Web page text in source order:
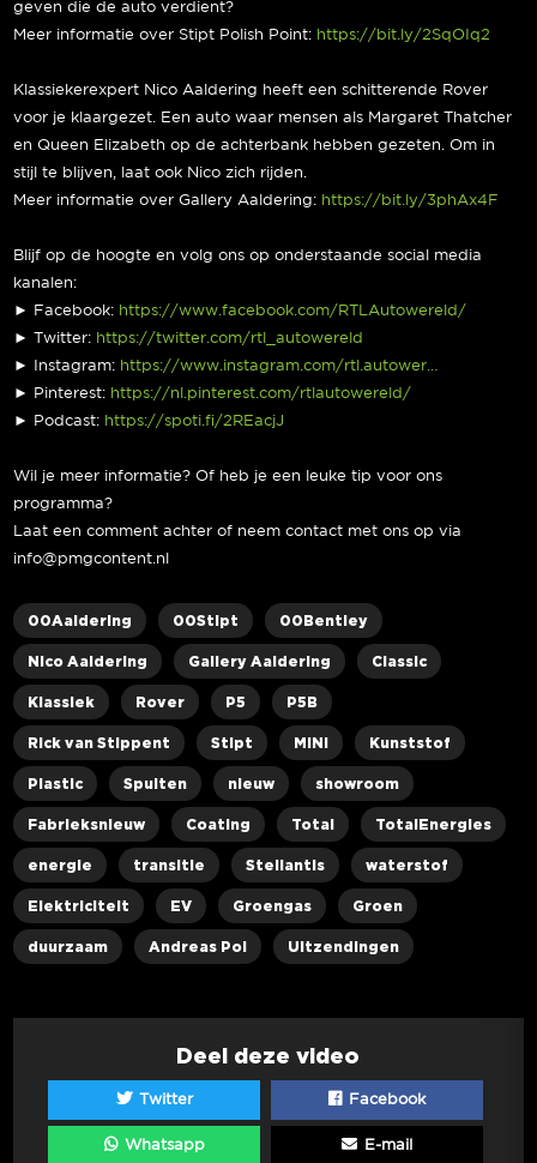
geven die de auto verdient?
Meer informatie over Stipt Polish Point: https://bit.ly/2SqOIq2
Klassiekerexpert Nico Aaldering heeft een schitterende Rover
voor je klaargezet. Een auto waar mensen als Margaret Thatcher
en Queen Elizabeth op de achterbank hebben gezeten. Om in
stijl te blijven, laat ook Nico zich rijden.
Meer informatie over Gallery Aaldering: https://bit.ly/3phAx4F
Blijf op de hoogte en volg ons op onderstaande social media
kanalen:
► Facebook: https://www.facebook.com/RTLAutowereld/
► Twitter: https://twitter.com/rtl_autowereld
► Instagram: https://www.instagram.com/rtl.autower…
► Pinterest: https://nl.pinterest.com/rtlautowereld/
► Podcast: https://spoti.fi/2REacjJ
Wil je meer informatie? Of heb je een leuke tip voor ons
programma?
Laat een comment achter of neem contact met ons op via
info@pmgcontent.nl
00Aaldering 00Stipt 00Bentley
Nico Aaldering Gallery Aaldering Classic
Klassiek Rover P5 P5B
Rick van Stippent Stipt MINI Kunststof
Plastic Spuiten nieuw showroom
Fabrieksnieuw Coating Total TotalEnergies
energie transitie Stellantis waterstof
Elektriciteit EV Groengas Groen
duurzaam Andreas Pol Uitzendingen
Deel deze video
Twitter Facebook
Whatsapp E-mail